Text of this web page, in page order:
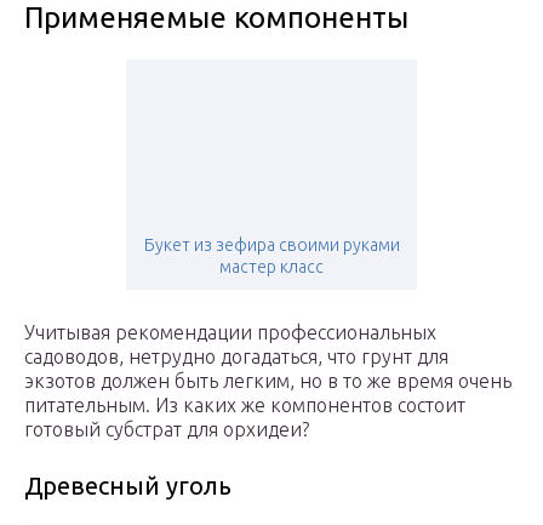
Применяемые компоненты
Букет из зефира своими руками
мастер класс
Учитывая рекомендации профессиональных
садоводов, нетрудно догадаться, что грунт для
экзотов должен быть легким, но в то же время очень
питательным. Из каких же компонентов состоит
готовый субстрат для орхидеи?
Древесный уголь